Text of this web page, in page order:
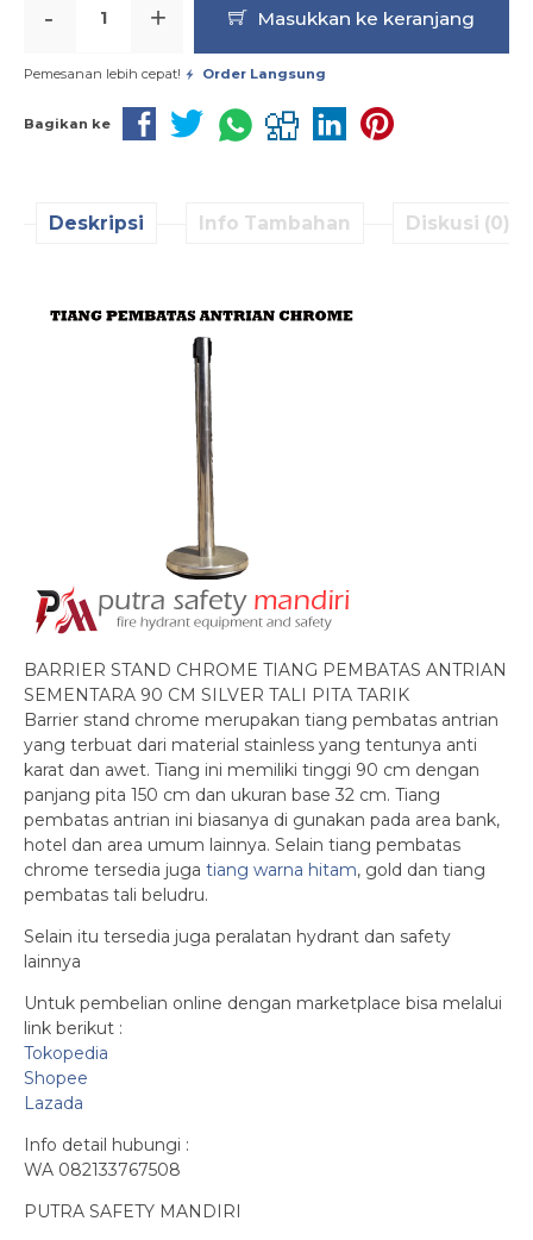
- + Masukkan ke keranjang
Pemesanan lebih cepat! Order Langsung
Bagikan ke
Deskripsi Info Tambahan Diskusi (0)
BARRIER STAND CHROME TIANG PEMBATAS ANTRIAN
SEMENTARA 90 CM SILVER TALI PITA TARIK
Barrier stand chrome merupakan tiang pembatas antrian
yang terbuat dari material stainless yang tentunya anti
karat dan awet. Tiang ini memiliki tinggi 90 cm dengan
panjang pita 150 cm dan ukuran base 32 cm. Tiang
pembatas antrian ini biasanya di gunakan pada area bank,
hotel dan area umum lainnya. Selain tiang pembatas
chrome tersedia juga tiang warna hitam, gold dan tiang
pembatas tali beludru.
Selain itu tersedia juga peralatan hydrant dan safety
lainnya
Untuk pembelian online dengan marketplace bisa melalui
link berikut :
Tokopedia
Shopee
Lazada
Info detail hubungi :
WA 082133767508
PUTRA SAFETY MANDIRI